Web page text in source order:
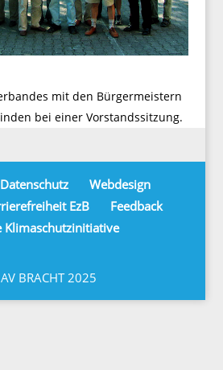
mit den Bürgermeistern
bei einer Vorstandssitzung.
Datenschutz
Webdesign
EzB
Feedback
Klimaschutzinitiative
BRACHT 2025